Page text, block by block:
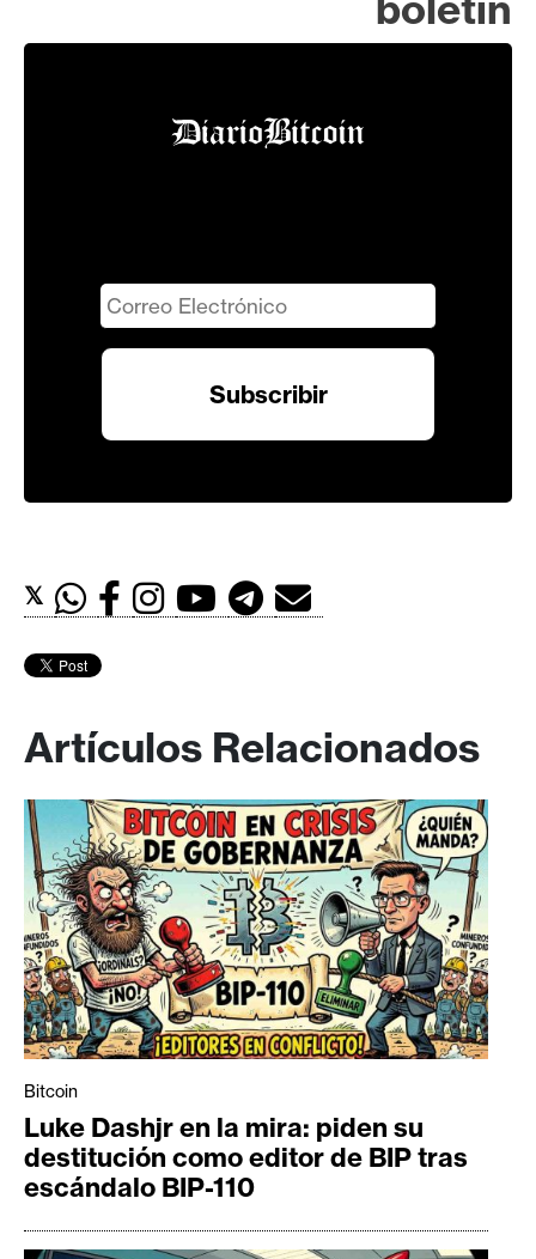
𝕏
Artículos Relacionados
Bitcoin
Luke Dashjr en la mira: piden su
destitución como editor de BIP tras
escándalo BIP-110